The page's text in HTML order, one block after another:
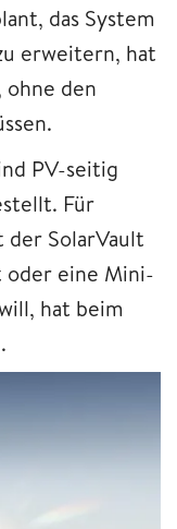
das System
erweitern, hat
ohne den
PV-seitig
Für
der SolarVault
oder eine Mini-
hat beim